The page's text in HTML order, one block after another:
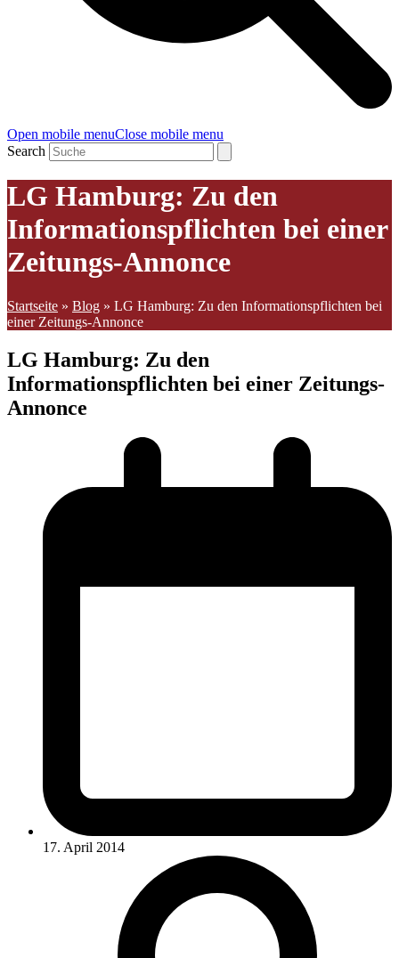
Open mobile menuClose mobile menu
Search
LG Hamburg: Zu den
Informationspflichten bei einer
Zeitungs-Annonce
Startseite » Blog » LG Hamburg: Zu den Informationspflichten bei
einer Zeitungs-Annonce
LG Hamburg: Zu den
Informationspflichten bei einer Zeitungs-
Annonce
17. April 2014